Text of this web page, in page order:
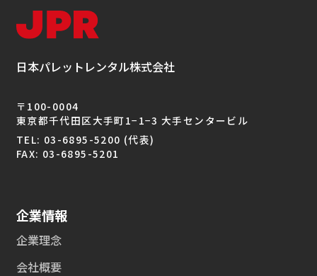
日本パレットレンタル株式会社
〒100-0004
東京都千代田区大手町1−1−3 大手センタービル
TEL: 03-6895-5200 (代表)
FAX: 03-6895-5201
企業情報
企業理念
会社概要